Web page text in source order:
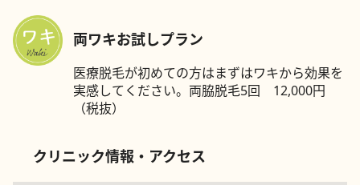
両ワキお試しプラン
医療脱毛が初めての方はまずはワキから効果を
実感してください。両脇脱毛5回 12,000円
（税抜）
クリニック情報・アクセス